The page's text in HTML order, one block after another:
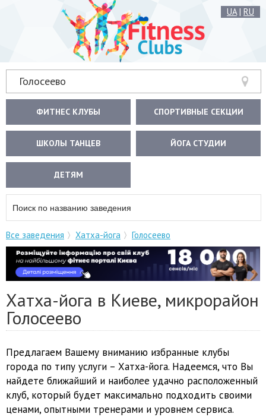
UA| RU
Голосеево
ФИТНЕС КЛУБЫ СПОРТИВНЫЕ СЕКЦИИ
ШКОЛЫ ТАНЦЕВ ЙОГА СТУДИИ
ДЕТЯМ
Все заведения Хатха-йога Голосеево
Хатха-йога в Киеве, микрорайон
Голосеево
Предлагаем Вашему вниманию избранные клубы
города по типу услуги – Хатха-йога. Надеемся, что Вы
найдете ближайший и наиболее удачно расположенный
клуб, который будет максимально подходить своими
ценами, опытными тренерами и уровнем сервиса.